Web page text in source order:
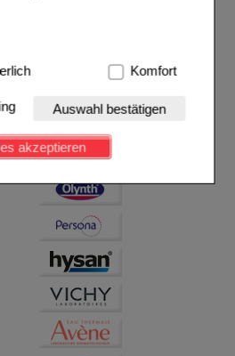
Hierbei handelt es sich um
(z.B. Navigation, Warenkorb,
auf diese nicht verzichtet
ansprechender zu gestalten,
des
Seite an bevorzugte
Spracheinstellung)
zugeschrittene Inhalte
Hierüber lassen sich
Art und Weise der Nutzung
Komfort
Auswahl bestätigen
akzeptieren